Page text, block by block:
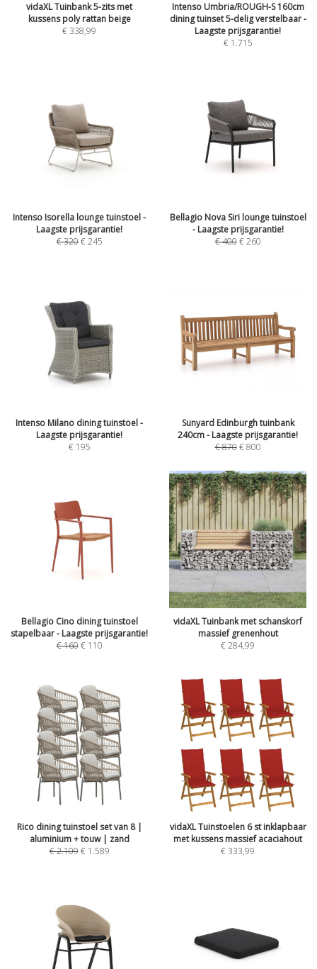
vidaXL Tuinbank 5-zits met
kussens poly rattan beige
€338,99
Intenso Umbria/ROUGH-S 160cm
dining tuinset 5-delig verstelbaar -
Laagste prijsgarantie!
€ 1.715
Intenso Isorella lounge tuinstoel -
Laagste prijsgarantie!
€320 €245
Bellagio Nova Siri lounge tuinstoel
- Laagste prijsgarantie!
€400 €260
Intenso Milano dining tuinstoel -
Laagste prijsgarantie!
€ 195
Sunyard Edinburgh tuinbank
240cm - Laagste prijsgarantie!
€870 €800
Bellagio Cino dining tuinstoel
stapelbaar - Laagste prijsgarantie!
€160 € 110
vidaXL Tuinbank met schanskorf
massief grenenhout
€284,99
Rico dining tuinstoel set van 8 |
aluminium + touw | zand
€2.109 € 1.589
vidaXL Tuinstoelen 6 st inklapbaar
met kussens massief acaciahout
€333,99